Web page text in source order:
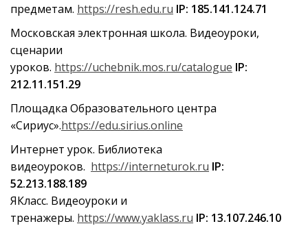
предметам. https://resh.edu.ru IP: 185.141.124.71
Московская электронная школа. Видеоуроки,
сценарии
уроков. https://uchebnik.mos.ru/catalogue IP:
212.11.151.29
Площадка Образовательного центра
«Сириус».https://edu.sirius.online
Интернет урок. Библиотека
видеоуроков. https://interneturok.ru IP:
52.213.188.189
ЯКласс. Видеоуроки и
тренажеры. https://www.yaklass.ru IP: 13.107.246.10